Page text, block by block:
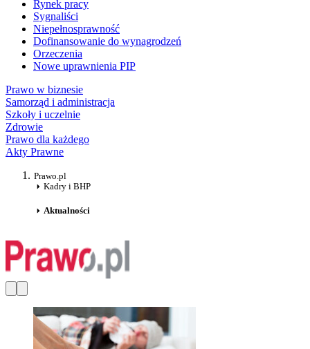
Rynek pracy
Sygnaliści
Niepełnosprawność
Dofinansowanie do wynagrodzeń
Orzeczenia
Nowe uprawnienia PIP
Prawo w biznesie
Samorząd i administracja
Szkoły i uczelnie
Zdrowie
Prawo dla każdego
Akty Prawne
Prawo.pl
Kadry i BHP
Aktualności